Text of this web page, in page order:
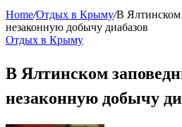
Home/Отдых в Крыму/В Ялтинском
незаконную добычу диабазов
Отдых в Крыму
В Ялтинском
незаконную добычу